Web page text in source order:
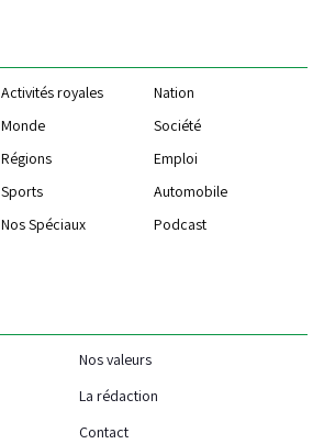
Activités royales
Nation
Monde
Société
Régions
Emploi
Sports
Automobile
Nos Spéciaux Podcast
Nos valeurs
La rédaction
Contact